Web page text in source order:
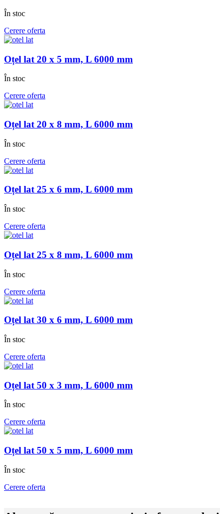
În stoc
Cerere oferta
Oțel lat 20 x 5 mm, L 6000 mm
În stoc
Cerere oferta
Oțel lat 20 x 8 mm, L 6000 mm
În stoc
Cerere oferta
Oțel lat 25 x 6 mm, L 6000 mm
În stoc
Cerere oferta
Oțel lat 25 x 8 mm, L 6000 mm
În stoc
Cerere oferta
Oțel lat 30 x 6 mm, L 6000 mm
În stoc
Cerere oferta
Oțel lat 50 x 3 mm, L 6000 mm
În stoc
Cerere oferta
Oțel lat 50 x 5 mm, L 6000 mm
În stoc
Cerere oferta